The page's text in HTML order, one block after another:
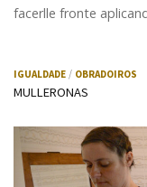
facerlle fronte
IGUALDADE OBRADOIROS
MULLERONAS